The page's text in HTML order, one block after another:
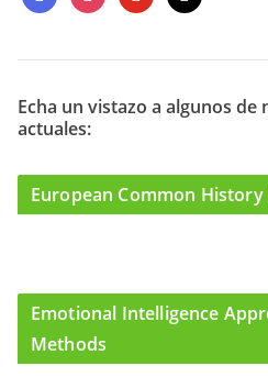
a
e
o
o
n
t
g
r
m
o
t
b
a
l
Echa un vistazo a algunos
actuales:
European Common
Emotional Intelligence
Methods